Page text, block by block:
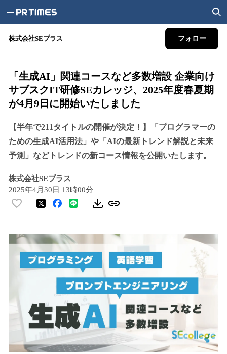
株式会社SEプラス フォロー
「生成AI」関連コースなど多数増設 企業向け
サブスクIT研修SEカレッジ、2025年度春夏期
が4月9日に開始いたしました
【半年で211タイトルの開催が決定！】「プログラマーの
ための生成AI活用法」や「AIの最新トレンド解説と未来
予測」などトレンドの新コース情報を公開いたします。
株式会社SEプラス
2025年4月30日 13時00分
い
！
数
読
み
中